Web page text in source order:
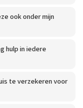
ook onder mijn
hulp in iedere
te verzekeren voor